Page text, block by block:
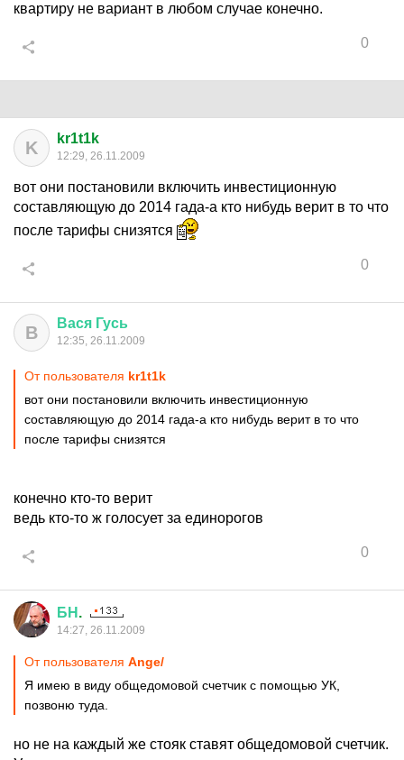
квартиру не вариант в любом случае конечно.
0
K kr1t1k
12:29, 26.11.2009
вот они постановили включить инвестиционную
составляющую до 2014 гада-а кто нибудь верит в то что
после тарифы снизятся
0
В Вася Гусь
12:35, 26.11.2009
От пользователя kr1t1k
вот они постановили включить инвестиционную
составляющую до 2014 гада-а кто нибудь верит в то что
после тарифы снизятся
конечно кто-то верит
ведь кто-то ж голосует за единорогов
0
БН .
14:27, 26.11.2009
От пользователя Ange/
Я имею в виду общедомовой счетчик с помощью УК,
позвоню туда.
но не на каждый же стояк ставят общедомовой счетчик.